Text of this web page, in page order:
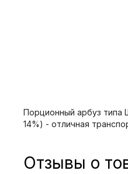
Порционный арбуз типа
14%) - отличная
Отзывы о